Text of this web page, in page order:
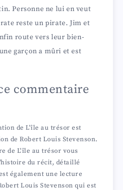
Personne ne lui en veut
reste un pirate. Jim et
route vers leur bien-
garçon a mûri et est
commentaire
de L'île au trésor est
de Robert Louis Stevenson.
de L'île au trésor vous
du récit, détaillé
également une lecture
Louis Stevenson qui est